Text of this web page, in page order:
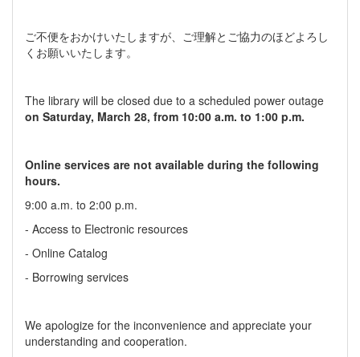
ご不便をおかけいたしますが、ご理解とご協力のほどよろし
くお願いいたします。
The library will be closed due to a scheduled power outage
on Saturday, March 28, from 10:00 a.m. to 1:00 p.m.
Online services are not available during the following
hours.
9:00 a.m. to 2:00 p.m.
- Access to Electronic resources
- Online Catalog
- Borrowing services
We apologize for the inconvenience and appreciate your
understanding and cooperation.